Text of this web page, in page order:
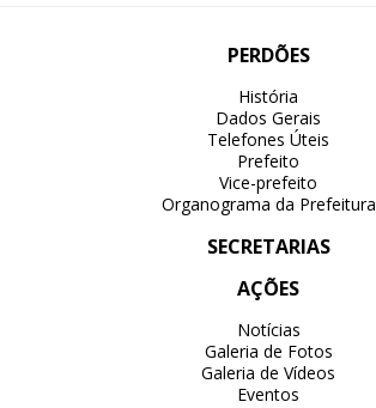
PERDÕES
História
Dados Gerais
Telefones Úteis
Prefeito
Vice-prefeito
Organograma da Prefeitura
SECRETARIAS
AÇÕES
Notícias
Galeria de Fotos
Galeria de Vídeos
Eventos